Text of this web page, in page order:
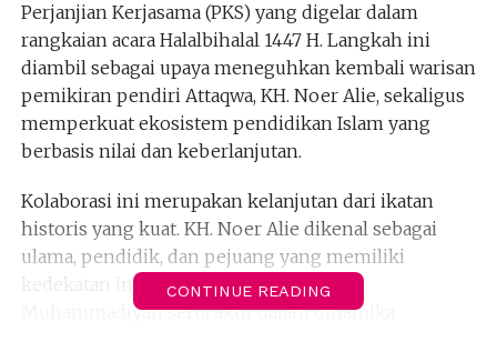
Perjanjian Kerjasama (PKS) yang digelar dalam
rangkaian acara Halalbihalal 1447 H. Langkah ini
diambil sebagai upaya meneguhkan kembali warisan
pemikiran pendiri Attaqwa, KH. Noer Alie, sekaligus
memperkuat ekosistem pendidikan Islam yang
berbasis nilai dan keberlanjutan.
Kolaborasi ini merupakan kelanjutan dari ikatan
historis yang kuat. KH. Noer Alie dikenal sebagai
ulama, pendidik, dan pejuang yang memiliki
kedekatan intelektual dengan tradisi
Muhammadiyah serta aktif dalam dinamika
CONTINUE READING